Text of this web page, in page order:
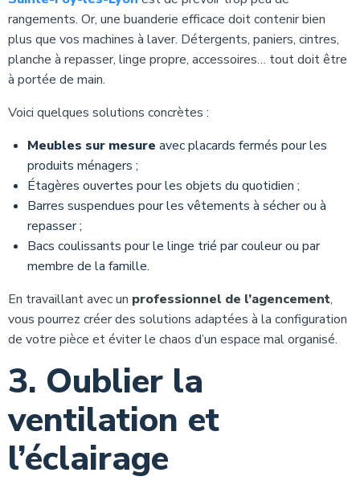
rangements. Or, une buanderie efficace doit contenir bien
plus que vos machines à laver. Détergents, paniers, cintres,
planche à repasser, linge propre, accessoires… tout doit être
à portée de main.
Voici quelques solutions concrètes :
Meubles sur mesure avec placards fermés pour les
produits ménagers ;
Étagères ouvertes pour les objets du quotidien ;
Barres suspendues pour les vêtements à sécher ou à
repasser ;
Bacs coulissants pour le linge trié par couleur ou par
membre de la famille.
En travaillant avec un professionnel de l’agencement,
vous pourrez créer des solutions adaptées à la configuration
de votre pièce et éviter le chaos d’un espace mal organisé.
3. Oublier la
ventilation et
l’éclairage